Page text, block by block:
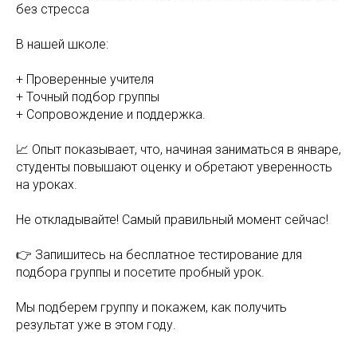
без стресса
В нашей школе:
+ Проверенные учителя
+ Точный подбор группы
+ Сопровождение и поддержка.
📈 Опыт показывает, что, начиная заниматься в январе,
студенты повышают оценку и обретают уверенность
на уроках.
Не откладывайте! Самый правильный момент сейчас!
👉 Запишитесь на бесплатное тестирование для
подбора группы и посетите пробный урок.
Мы подберем группу и покажем, как получить
результат уже в этом году.